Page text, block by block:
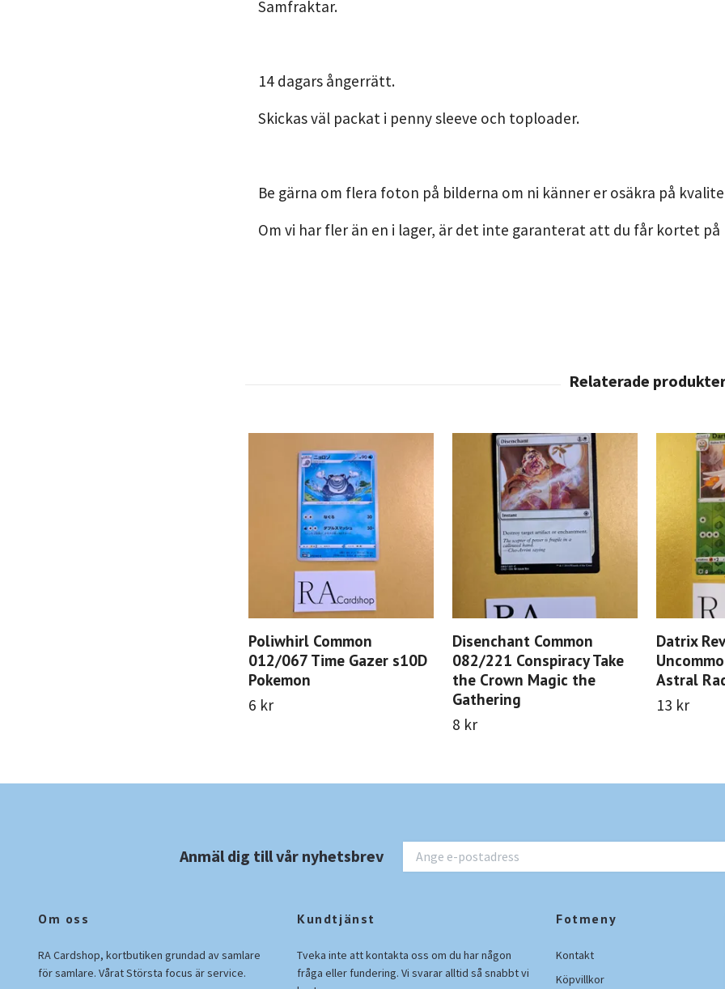
Samfraktar.
14 dagars ångerrätt.
Skickas väl packat i penny sleeve och toploader.
Be gärna om flera foton på bilderna om ni känner er osäkra på
Om vi har fler än en i lager, är det inte garanterat att du får kortet på
Poliwhirl Common
012/067 Time Gazer s10D
Pokemon
6 kr
Disenchant Common
082/221 Conspiracy Take
the Crown Magic the
Gathering
8 kr
Datrix
Astral
13 kr
Anmäl dig till vår nyhetsbrev
Om oss
RA Cardshop, kortbutiken grundad av samlare
för samlare. Vårat Största focus är service.
Kundtjänst
Tveka inte att kontakta oss om du har någon
fråga eller fundering. Vi svarar alltid så snabbt vi
Fotmeny
Kontakt
Köpvillkor